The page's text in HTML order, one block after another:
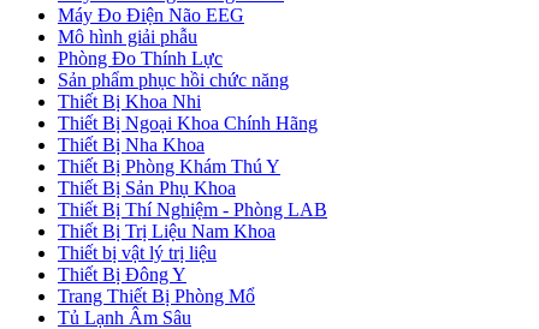
Máy Đo Điện Não EEG
Mô hình giải phẫu
Phòng Đo Thính Lực
Sản phẩm phục hồi chức năng
Thiết Bị Khoa Nhi
Thiết Bị Ngoại Khoa Chính Hãng
Thiết Bị Nha Khoa
Thiết Bị Phòng Khám Thú Y
Thiết Bị Sản Phụ Khoa
Thiết Bị Thí Nghiệm - Phòng LAB
Thiết Bị Trị Liệu Nam Khoa
Thiết bị vật lý trị liệu
Thiết Bị Đông Y
Trang Thiết Bị Phòng Mổ
Tủ Lạnh Âm Sâu